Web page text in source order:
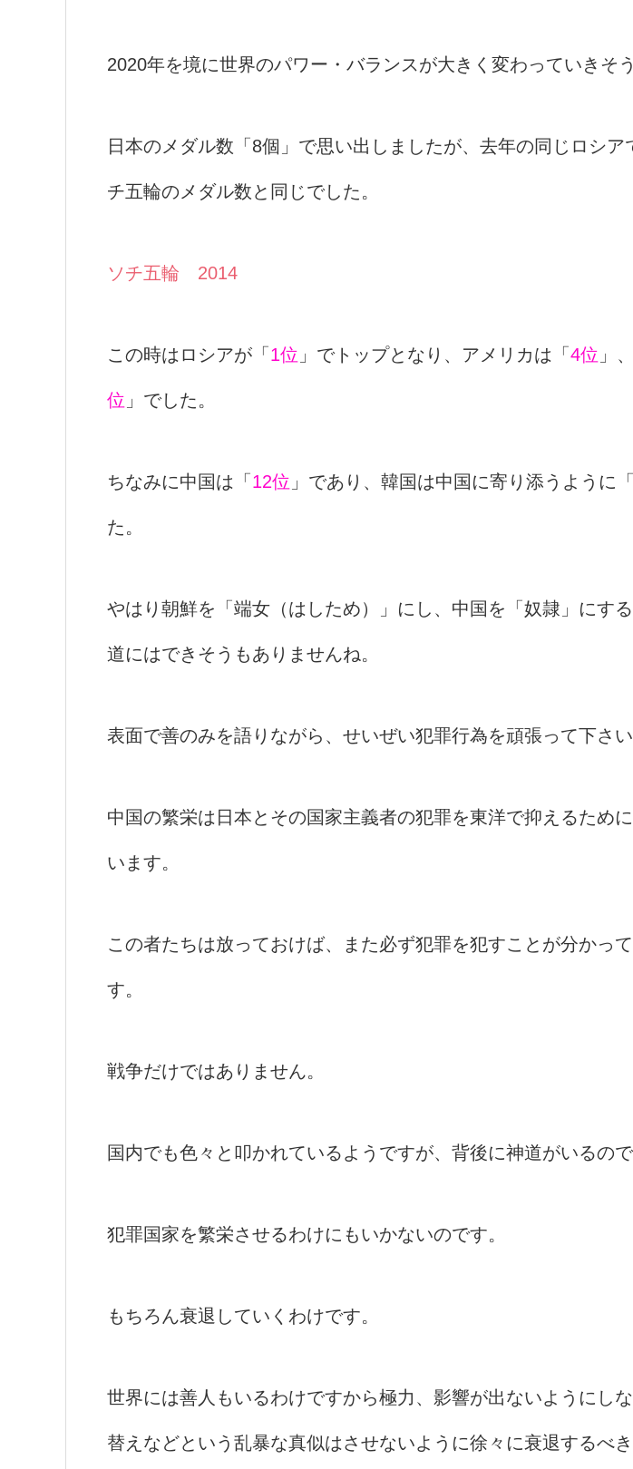
2020年を境に世界のパワー・バランスが大きく変わっていきそう
日本のメダル数「8個」で思い出しましたが、去年の同じロシア
チ五輪のメダル数と同じでした。
ソチ五輪 2014
この時はロシアが「 1位 」でトップとなり、アメリカは「 4位 」
位 」でした。
ちなみに中国は「 12位 」であり、韓国は中国に寄り添うように「
た。
やはり朝鮮を「端女（はしため）」にし、中国を「奴隷」にす
道にはできそうもありませんね。
表面で善のみを語りながら、せいぜい犯罪行為を頑張って下さい
中国の繁栄は日本とその国家主義者の犯罪を東洋で抑えるため
います。
この者たちは放っておけば、また必ず犯罪を犯すことが分かっ
す。
戦争だけではありません。
国内でも色々と叩かれているようですが、背後に神道がいるので
犯罪国家を繁栄させるわけにもいかないのです。
もちろん衰退していくわけです。
世界には善人もいるわけですから極力、影響が出ないようにし
替えなどという乱暴な真似はさせないように徐々に衰退するべき